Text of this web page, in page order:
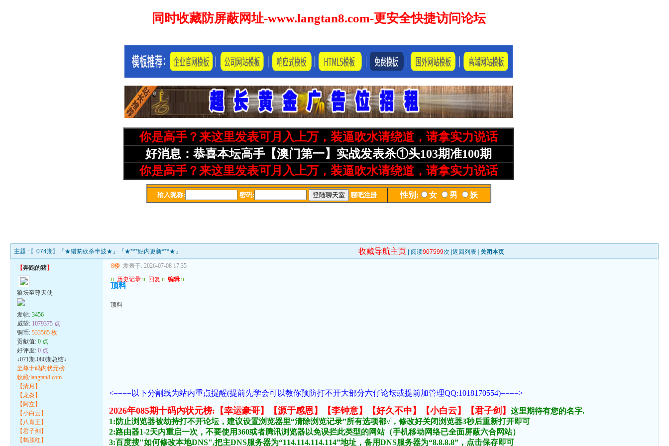
主题 : 〖074期〗『★猎豹砍杀半波★』『★***贴内更新***★』 收藏导航主页 | 阅读907599次 |返回列表 关闭本页
【奔跑的猪】
狼坛至尊天使
发帖:3456
威望: 1079375 点
铜币:533565 枚
贡献值:0 点
好评度:0 点
↓071期-080期总结↓
至尊十码内状元榜
收藏:langtan8.com
【清月】
【龙炎】
【阿立】
【小白云】
【八肖王】
【君子剑】
【鹤顶红】
8楼 发表于: 2026-07-08 17:35
u 历史记录 u 回复 u 编辑 u
顶料
顶料
<====以下分割线为站内重点提醒(提前先学会可以教你预防打不开大部分六仔论坛或提前加管理QQ:1018170554)====>
2026年085期十码内状元榜:【幸运豪哥】【源于感恩】【李钟意】【好久不中】【小白云】【君子剑】
这里期待有您的名字.
1:防止浏览器被劫持打不开论坛，建议设置浏览器里“清除浏览记录”所有选项都√，修改好关闭浏览器3秒后重新打开即可
2:路由器1-2天内重启一次，不要使用360或者腾讯浏览器以免误拦此类型的网站（手机移动网络已全面屏蔽六合网站）
3:百度搜"如何修改本地DNS",把主DNS服务器为“114.114.114.114”地址，备用DNS服务器为“8.8.8.8”，点击保存即可